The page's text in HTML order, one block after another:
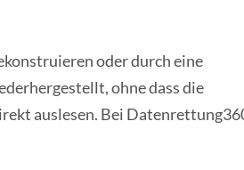
oder durch eine
ohne dass die
auslesen. Bei